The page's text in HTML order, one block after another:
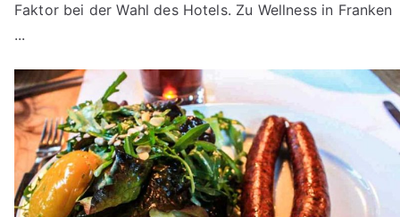
Faktor bei der Wahl des Hotels. Zu Wellness in Franken
...